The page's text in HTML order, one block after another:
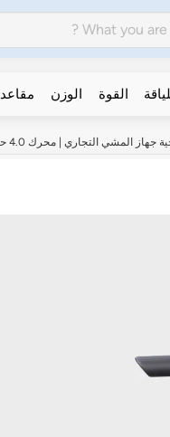
القوة الوزن
جهاز المشي التجاري | محرك 4.0 حصان